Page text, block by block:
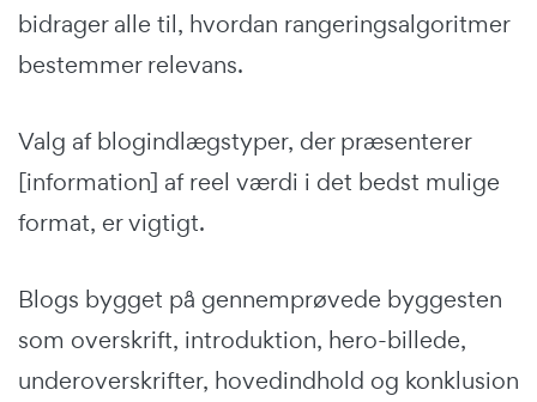
bidrager alle til, hvordan rangeringsalgoritmer
bestemmer relevans.
Valg af blogindlægstyper, der præsenterer
[information] af reel værdi i det bedst mulige
format, er vigtigt.
Blogs bygget på gennemprøvede byggesten
som overskrift, introduktion, hero-billede,
underoverskrifter, hovedindhold og konklusion